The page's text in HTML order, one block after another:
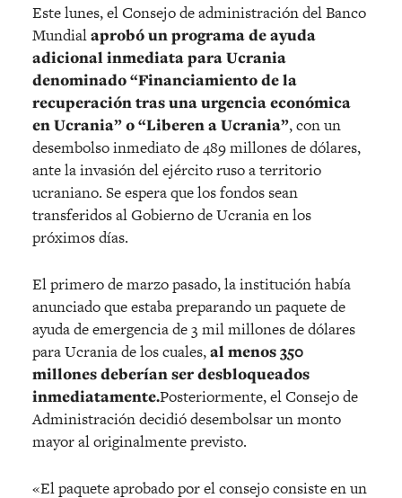
Este lunes, el Consejo de administración del Banco
Mundialaprobó un programa de ayuda
adicional inmediata para Ucrania
denominado “Financiamiento de la
recuperación tras una urgencia económica
en Ucrania” o “Liberen a Ucrania”, con un
desembolso inmediato de 489 millones de dólares,
ante la invasión del ejército ruso a territorio
ucraniano. Se espera que los fondos sean
transferidos al Gobierno de Ucrania en los
próximos días.
El primero de marzo pasado, la institución había
anunciado que estaba preparando un paquete de
ayuda de emergencia de 3 mil millones de dólares
para Ucrania de los cuales,al menos 350
millones deberían ser desbloqueados
inmediatamente.Posteriormente, el Consejo de
Administración decidió desembolsar un monto
mayor al originalmente previsto.
«El paquete aprobado por el consejo consiste en un